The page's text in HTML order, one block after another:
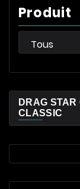
Produit
DRAG
CLASSIC